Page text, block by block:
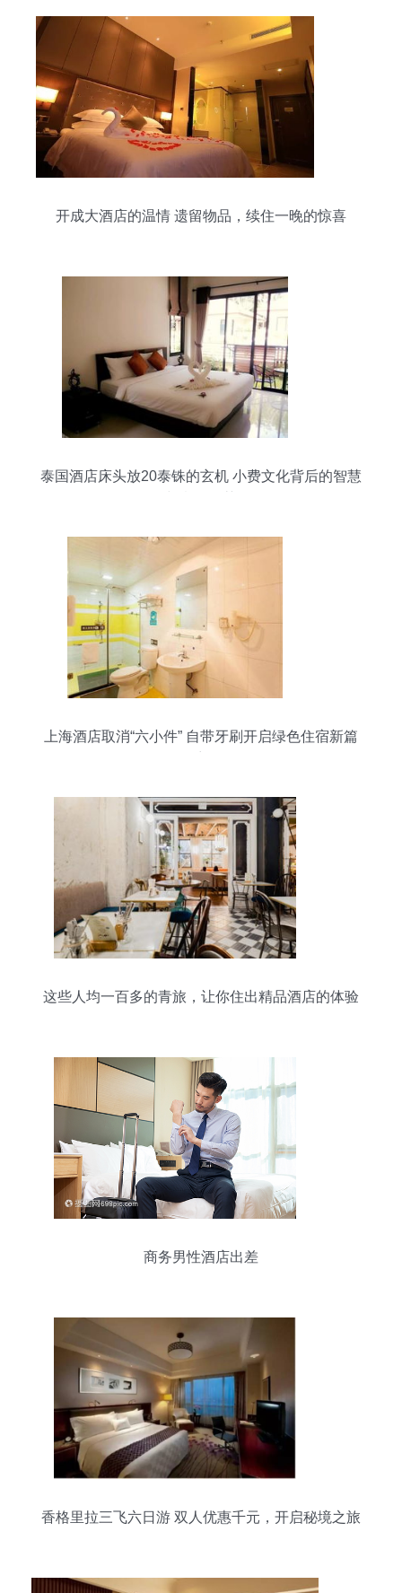
开成大酒店的温情 遗留物品，续住一晚的惊喜
泰国酒店床头放20泰铢的玄机 小费文化背后的智慧
上海酒店取消“六小件” 自带牙刷开启绿色住宿新篇
这些人均一百多的青旅，让你住出精品酒店的体验
商务男性酒店出差
香格里拉三飞六日游 双人优惠千元，开启秘境之旅